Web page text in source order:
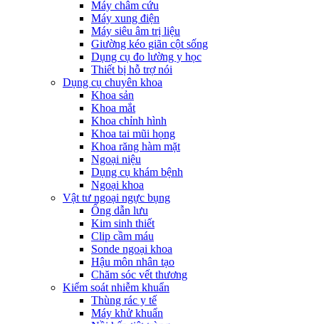
Máy châm cứu
Máy xung điện
Máy siêu âm trị liệu
Giường kéo giãn cột sống
Dụng cụ đo lường y học
Thiết bị hỗ trợ nói
Dụng cụ chuyên khoa
Khoa sản
Khoa mắt
Khoa chỉnh hình
Khoa tai mũi họng
Khoa răng hàm mặt
Ngoại niệu
Dụng cụ khám bệnh
Ngoại khoa
Vật tư ngoại ngực bụng
Ống dẫn lưu
Kim sinh thiết
Clip cầm máu
Sonde ngoại khoa
Hậu môn nhân tạo
Chăm sóc vết thương
Kiểm soát nhiễm khuẩn
Thùng rác y tế
Máy khử khuẩn